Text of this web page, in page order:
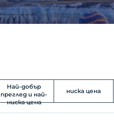
Най-добър
преглед и най-
ниска цена
ниска цена